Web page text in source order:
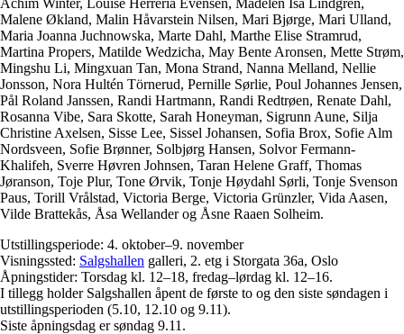
Malene Økland, Malin Håvarstein Nilsen, Mari Bjørge, Mari Ulland,
Maria Joanna Juchnowska, Marte Dahl, Marthe Elise Stramrud,
Martina Propers, Matilde Wedzicha, May Bente Aronsen, Mette Strøm,
Mingshu Li, Mingxuan Tan, Mona Strand, Nanna Melland, Nellie
Jonsson, Nora Hultén Törnerud, Pernille Sørlie, Poul Johannes Jensen,
Pål Roland Janssen, Randi Hartmann, Randi Redtrøen, Renate Dahl,
Rosanna Vibe, Sara Skotte, Sarah Honeyman, Sigrunn Aune, Silja
Christine Axelsen, Sisse Lee, Sissel Johansen, Sofia Brox, Sofie Alm
Nordsveen, Sofie Brønner, Solbjørg Hansen, Solvor Fermann-
Khalifeh, Sverre Høvren Johnsen, Taran Helene Graff, Thomas
Jøranson, Toje Plur, Tone Ørvik, Tonje Høydahl Sørli, Tonje Svenson
Paus, Torill Vrålstad, Victoria Berge, Victoria Grünzler, Vida Aasen,
Vilde Brattekås, Åsa Wellander og Åsne Raaen Solheim.
Utstillingsperiode: 4. oktober–9. november
Visningssted: Salgshallen galleri, 2. etg i Storgata 36a, Oslo
Åpningstider: Torsdag kl. 12–18, fredag–lørdag kl. 12–16.
I tillegg holder Salgshallen åpent de første to og den siste søndagen i
utstillingsperioden (5.10, 12.10 og 9.11).
Siste åpningsdag er søndag 9.11.